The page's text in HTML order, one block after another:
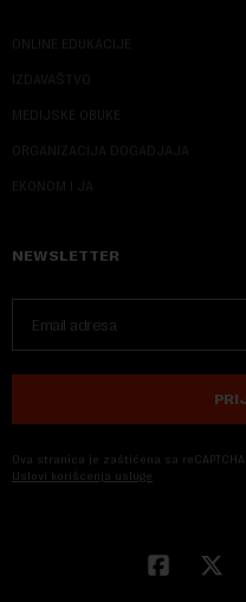
ONLINE EDUKACIJE
IZDAVAŠTVO
MEDIJSKE OBUKE
ORGANIZACIJA DOGADJAJA
EKONOM I JA
NEWSLETTER
Ova stranica je zaštićena sa
Uslovi korišćenja usluge